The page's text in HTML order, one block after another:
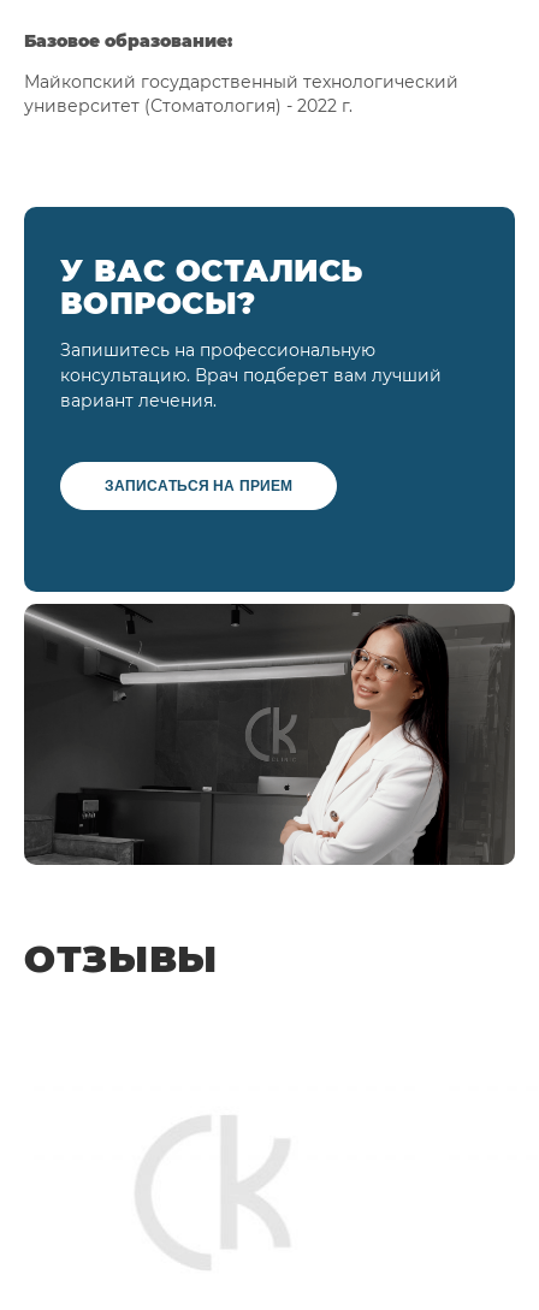
Базовое образование:
Майкопский государственный технологический
университет (Стоматология) - 2022 г.
У ВАС ОСТАЛИСЬ
ВОПРОСЫ?
Запишитесь на профессиональную
консультацию. Врач подберет вам лучший
вариант лечения.
ЗАПИСАТЬСЯ НА ПРИЕМ
ОТЗЫВЫ